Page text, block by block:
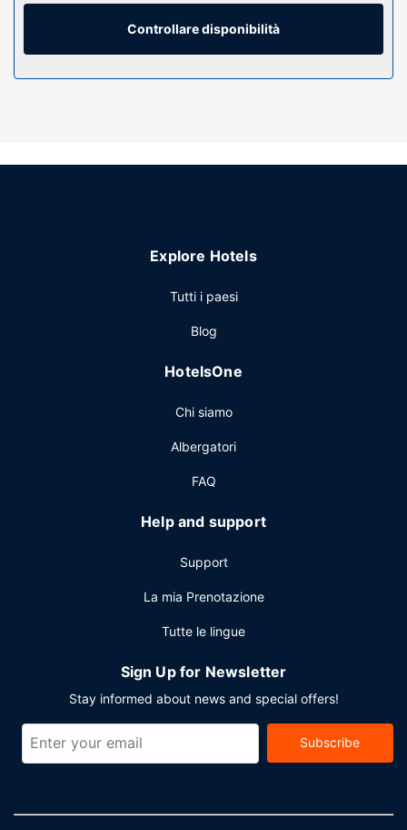
è l'ideale per concedersi un po' di svago. I comfort
includono scrivanie e accessori per la preparazione di
Attrattive della proprietà
gratuito e un'area barbecue.
Il un parcheggio gratuito è disponibile in loco.
Controllare disponibilità
Explore Hotels
Tutti i paesi
Blog
HotelsOne
Chi siamo
Albergatori
FAQ
Help and support
Support
La mia Prenotazione
Tutte le lingue
Sign Up for Newsletter
Stay informed about news and special offers!
Subscribe